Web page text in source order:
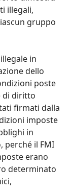
illegali,
gruppo
in
dello
poste
di diritto
firmati dalla
imposte
in
perché il FMI
erano
determinato